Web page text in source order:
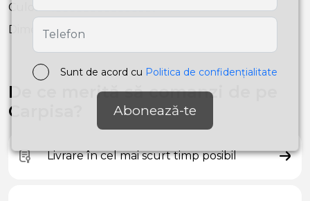
Culoare
Fuchsia
Dimensiuni
De ce merită să comanzi de pe
Carpisa?
Livrare în cel mai scurt timp posibil
Sunt de acord cu Politica de confidențialitate
Abonează-te